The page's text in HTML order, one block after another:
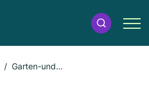
Garten-und